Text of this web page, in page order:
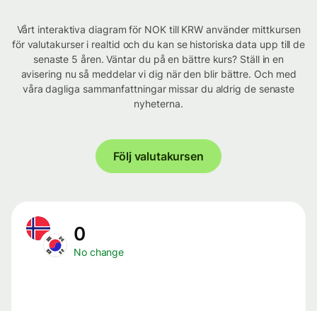
Vårt interaktiva diagram för NOK till KRW använder mittkursen
för valutakurser i realtid och du kan se historiska data upp till de
senaste 5 åren. Väntar du på en bättre kurs? Ställ in en
avisering nu så meddelar vi dig när den blir bättre. Och med
våra dagliga sammanfattningar missar du aldrig de senaste
nyheterna.
Följ valutakursen
0
No change